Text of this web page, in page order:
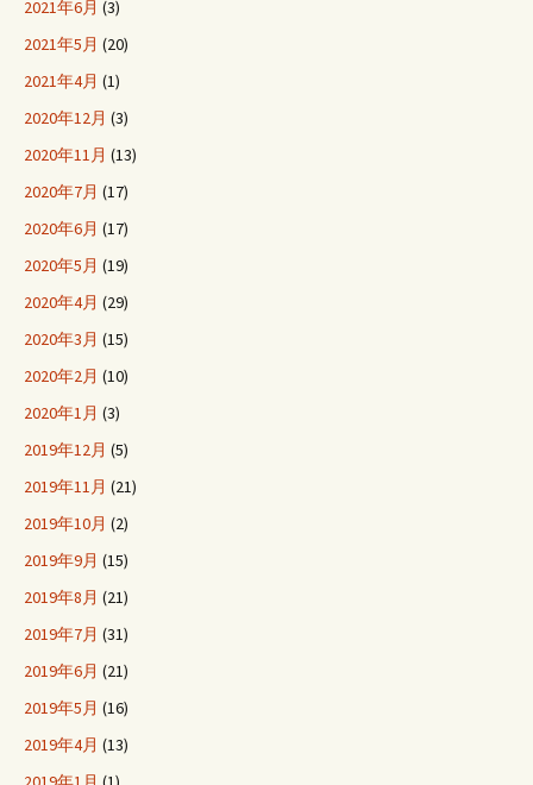
2021年6月 (3)
2021年5月 (20)
2021年4月 (1)
2020年12月 (3)
2020年11月 (13)
2020年7月 (17)
2020年6月 (17)
2020年5月 (19)
2020年4月 (29)
2020年3月 (15)
2020年2月 (10)
2020年1月 (3)
2019年12月 (5)
2019年11月 (21)
2019年10月 (2)
2019年9月 (15)
2019年8月 (21)
2019年7月 (31)
2019年6月 (21)
2019年5月 (16)
2019年4月 (13)